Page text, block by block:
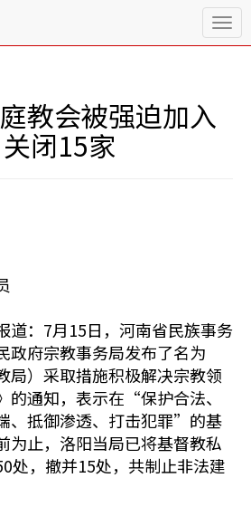
T
o
教会被强迫加入
闭15家
道：7月15日，河南省民族事务
政府宗教事务局发布了名为
局）采取措施积极解决宗教领
的通知，表示在“保护合法、
、抵御渗透、打击犯罪”的基
为止，洛阳当局已将基督教私
处，撤并15处，共制止非法建